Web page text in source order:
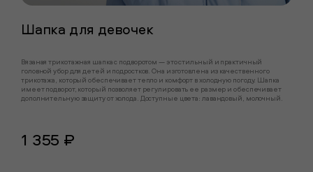
Шапка для девочек
Вязаная трикотажная шапка с подворотом — это стильный и практичный
головной убор для детей и подростков. Она изготовлена из качественного
трикотажа, который обеспечивает тепло и комфорт в холодную погоду. Шапка
имеет подворот, который позволяет регулировать ее размер и обеспечивает
дополнительную защиту от холода. Доступные цвета: лавандовый, молочный.
1 355 ₽